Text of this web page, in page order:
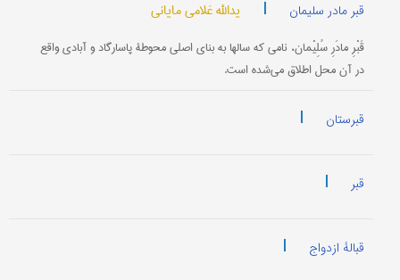
قبر مادر سلیمان | یدالله غلامی مایانی
قَبْرِ مادَرِ سُلِیْمان، نامی که سالها به بنای اصلی محوطۀ پاسارگاد و آبادی واقع
در آن محل اطلاق می‌شده است.
قبرستان |
قبر |
قبالۀ ازدواج |